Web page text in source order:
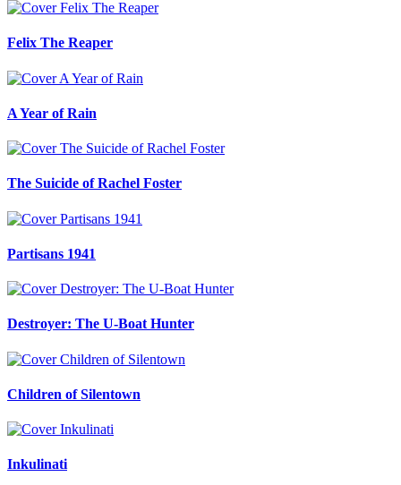
Felix The Reaper
A Year of Rain
The Suicide of Rachel Foster
Partisans 1941
Destroyer: The U-Boat Hunter
Children of Silentown
Inkulinati